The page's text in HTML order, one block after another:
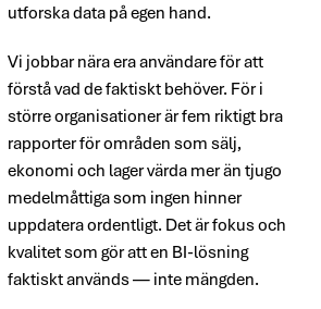
utforska data på egen hand.
Vi jobbar nära era användare för att
förstå vad de faktiskt behöver. För i
större organisationer är fem riktigt bra
rapporter för områden som sälj,
ekonomi och lager värda mer än tjugo
medelmåttiga som ingen hinner
uppdatera ordentligt. Det är fokus och
kvalitet som gör att en BI-lösning
faktiskt används — inte mängden.